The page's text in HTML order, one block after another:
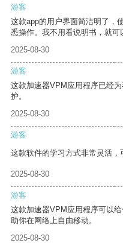
游客
这款app的用户界面简洁明了，
悉操作。我不用看说明书，就可
2025-08-30
游客
这款加速器VPM应用程序已经
护。
2025-08-30
游客
这款软件的学习方式非常灵活，
2025-08-30
游客
这款加速器VPM应用程序可以
助你在网络上自由移动。
2025-08-30